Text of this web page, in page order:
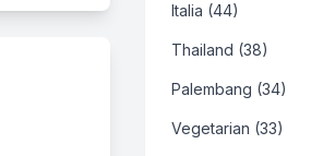
Italia (44)
Thailand (38)
Palembang (34)
Vegetarian (33)